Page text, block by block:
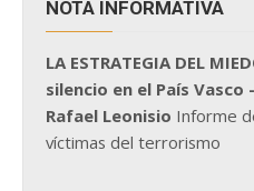
NOTA INFORMATIVA
LA ESTRATEGIA DEL
silencio en el País Vasco
Rafael Leonisio Informe
víctimas del terrorismo